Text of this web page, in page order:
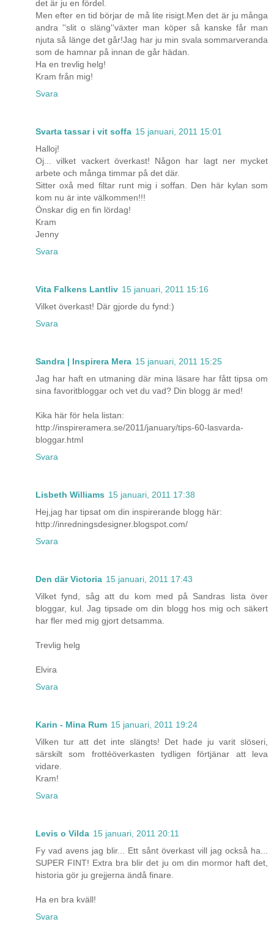
det är ju en fördel.
Men efter en tid börjar de må lite risigt.Men det är ju många
andra ''slit o släng''växter man köper så kanske får man
njuta så länge det går!Jag har ju min svala sommarveranda
som de hamnar på innan de går hädan.
Ha en trevlig helg!
Kram från mig!
Svara
Svarta tassar i vit soffa 15 januari, 2011 15:01
Halloj!
Oj... vilket vackert överkast! Någon har lagt ner mycket
arbete och många timmar på det där.
Sitter oxå med filtar runt mig i soffan. Den här kylan som
kom nu är inte välkommen!!!
Önskar dig en fin lördag!
Kram
Jenny
Svara
Vita Falkens Lantliv 15 januari, 2011 15:16
Vilket överkast! Där gjorde du fynd:)
Svara
Sandra | Inspirera Mera 15 januari, 2011 15:25
Jag har haft en utmaning där mina läsare har fått tipsa om
sina favoritbloggar och vet du vad? Din blogg är med!
Kika här för hela listan:
http://inspireramera.se/2011/january/tips-60-lasvarda-
bloggar.html
Svara
Lisbeth Williams 15 januari, 2011 17:38
Hej,jag har tipsat om din inspirerande blogg här:
http://inredningsdesigner.blogspot.com/
Svara
Den där Victoria 15 januari, 2011 17:43
Vilket fynd, såg att du kom med på Sandras lista över
bloggar, kul. Jag tipsade om din blogg hos mig och säkert
har fler med mig gjort detsamma.
Trevlig helg
Elvira
Svara
Karin - Mina Rum 15 januari, 2011 19:24
Vilken tur att det inte slängts! Det hade ju varit slöseri,
särskilt som frottéöverkasten tydligen förtjänar att leva
vidare.
Kram!
Svara
Levis o Vilda 15 januari, 2011 20:11
Fy vad avens jag blir... Ett sånt överkast vill jag också ha...
SUPER FINT! Extra bra blir det ju om din mormor haft det,
historia gör ju grejjerna ändå finare.
Ha en bra kväll!
Svara